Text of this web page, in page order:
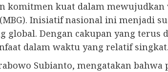
komitmen kuat dalam mewujudkan
Inisiatif nasional ini menjadi
global. Dengan cakupan yang
dalam waktu yang relatif singkat.
Subianto, mengatakan